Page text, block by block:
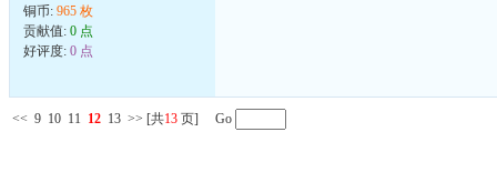
铜币: 965 枚
贡献值: 0 点
好评度: 0 点
<< 9 10 11 12 13 >> [共13 页] Go